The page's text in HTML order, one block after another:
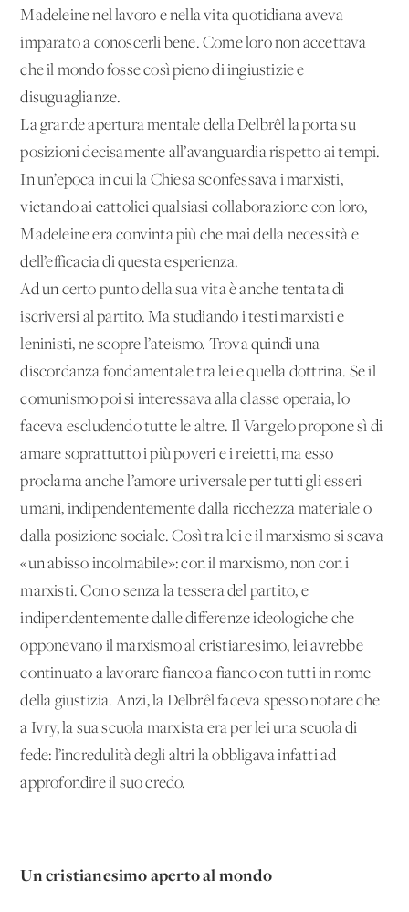
Madeleine nel lavoro e nella vita quotidiana aveva
imparato a conoscerli bene. Come loro non accettava
che il mondo fosse così pieno di ingiustizie e
disuguaglianze.
La grande apertura mentale della Delbrêl la porta su
posizioni decisamente all’avanguardia rispetto ai tempi.
In un’epoca in cui la Chiesa sconfessava i marxisti,
vietando ai cattolici qualsiasi collaborazione con loro,
Madeleine era convinta più che mai della necessità e
dell’efficacia di questa esperienza.
Ad un certo punto della sua vita è anche tentata di
iscriversi al partito. Ma studiando i testi marxisti e
leninisti, ne scopre l’ateismo. Trova quindi una
discordanza fondamentale tra lei e quella dottrina. Se il
comunismo poi si interessava alla classe operaia, lo
faceva escludendo tutte le altre. Il Vangelo propone sì di
amare soprattutto i più poveri e i reietti, ma esso
proclama anche l’amore universale per tutti gli esseri
umani, indipendentemente dalla ricchezza materiale o
dalla posizione sociale. Così tra lei e il marxismo si scava
«un abisso incolmabile»: con il marxismo, non con i
marxisti. Con o senza la tessera del partito, e
indipendentemente dalle differenze ideologiche che
opponevano il marxismo al cristianesimo, lei avrebbe
continuato a lavorare fianco a fianco con tutti in nome
della giustizia. Anzi, la Delbrêl faceva spesso notare che
a Ivry, la sua scuola marxista era per lei una scuola di
fede: l’incredulità degli altri la obbligava infatti ad
approfondire il suo credo.
Un cristianesimo aperto al mondo